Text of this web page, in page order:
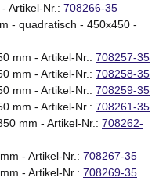
Artikel-Nr.: 708266-35
- quadratisch - 450x450 -
mm - Artikel-Nr.: 708257-35
mm - Artikel-Nr.: 708258-35
mm - Artikel-Nr.: 708259-35
mm - Artikel-Nr.: 708261-35
mm - Artikel-Nr.: 708262-
- Artikel-Nr.: 708267-35
- Artikel-Nr.: 708269-35